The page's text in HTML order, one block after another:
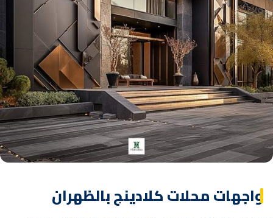
واجهات محلات كلادينج بالظهران